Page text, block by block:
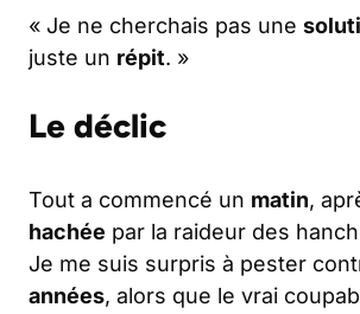
« Je ne cherchais pas une
juste un répit. »
Le déclic
Tout a commencé un matin,
hachée par la raideur des
Je me suis surpris à pester
années, alors que le vrai